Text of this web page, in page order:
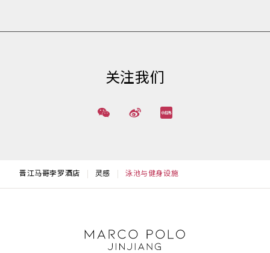
关注我们
晋江马哥孛罗酒店 灵感 泳池与健身设施